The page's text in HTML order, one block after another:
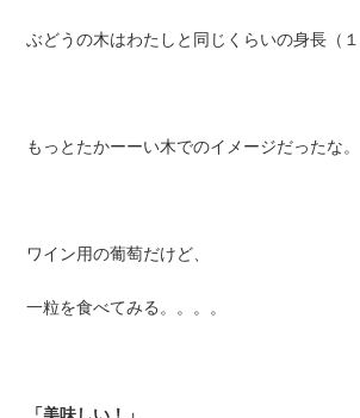
ぶどうの木はわたしと同じくらいの身長（１
もっとたかーーい木でのイメージだったな。
ワイン用の葡萄だけど、
一粒を食べてみる。。。。